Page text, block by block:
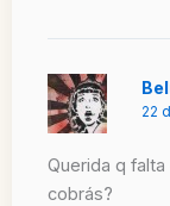
22
Querida q
cobrás?